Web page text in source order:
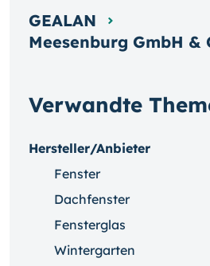
Verwandte
Hersteller/Anbieter
Fenster
Dachfenster
Fensterglas
Wintergarten
GEALAN
Meesenburg GmbH &